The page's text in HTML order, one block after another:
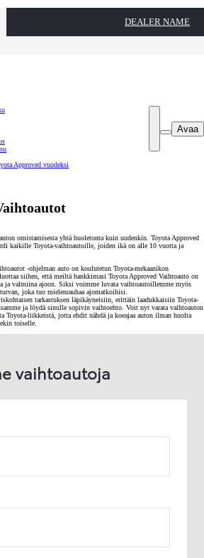
DEALER NAME
Avaa
Approved vuodeksi
omistamisesta yhtä huoletonta kuin uudenkin. Toyota Approved
kaikille Toyota-vaihtoautoille, joiden ikä on alle 10 vuotta ja
-ohjelman auto on koulutetun Toyota-mekaanikon
siihen, että meiltä hankkimasi Toyota Approved Vaihtoauto on
ja valmiina ajoon. Siksi voimme luvata vaihtoautoillemme myös
joka tuo mielenrauhaa ajomatkoihisi.
tarkastuksen läpikäyneisiin, erittäin laadukkaisiin Toyota-
ja löydä sinulle sopivin vaihtoehto. Voit nyt varata vaihtoauton
Toyota-liikkeistä, jotta ehdit nähdä ja koeajaa auton ilman huolta
toiselle.
vaihtoautoja